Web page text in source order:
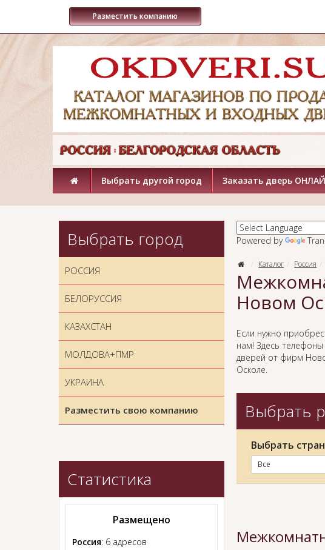
Разместить компанию
Выбрать другой город Заказать дверь
Powered by
Каталог Россия
Новом
Если нужно
нам! Здесь
дверей от фирм
Осколе.
Выбрать
Выбрать
Все
Выбрать город
РОССИЯ
БЕЛОРУССИЯ
КАЗАХСТАН
МОЛДОВА+ПМР
УКРАИНА
Разместить свою компанию
Статистика
Размещено
Россия: 6 адресов